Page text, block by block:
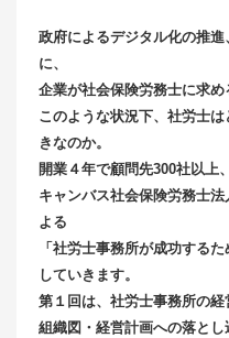
政府によるデジタル化の推
に、
企業が社会保険労務士に求め
このような状況下、社労士
きなのか。
開業４年で顧問先300社以上
キャンバス社会保険労務士
よる
「社労士事務所が成功する
していきます。
第１回は、社労士事務所の
組織図・経営計画への落とし